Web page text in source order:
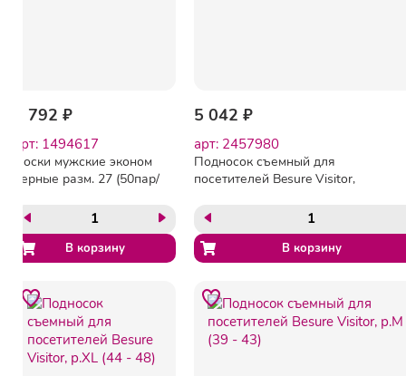
2 792 ₽
арт: 1494617
Носки мужские эконом
черные разм. 27 (50пар/
5 042 ₽
арт: 2457980
Подносок съемный для
посетителей Besure Visitor,